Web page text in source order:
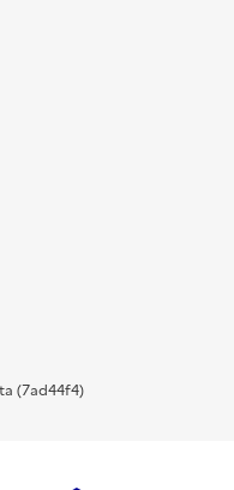
(7ad44f4)